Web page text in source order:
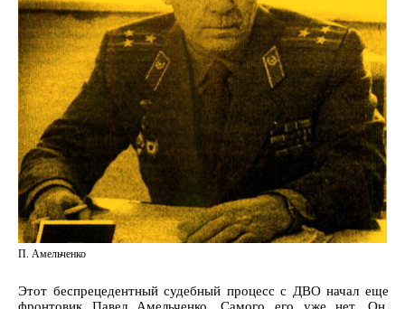
П. Амельченко
Этот беспрецедентный судебный процесс с ДВО начал еще